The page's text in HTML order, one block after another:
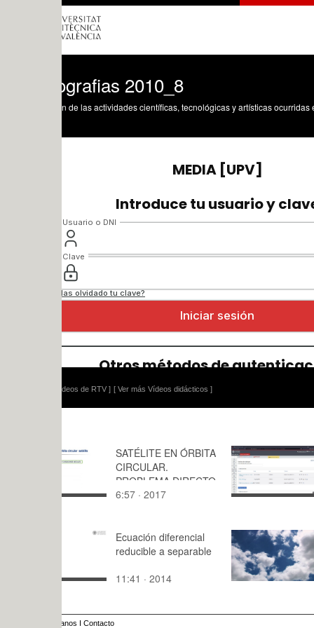
2010_8
de las actividades científicas, tecnológicas y artísticas ocurridas en los tres
[ Ver más Vídeos didácticos ]
SATÉLITE EN ÓRBITA
CIRCULAR.
PROBLEMA DIRECTO
6:57 · 2017
Rubricas:
6:50 · 2021
Ecuación diferencial
reducible a separable
11:41 · 2014
Práctica 1
Lahuerta
0:23 · 2015